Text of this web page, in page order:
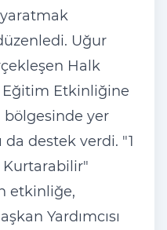
yaratmak
üzenledi. Uğur
çekleşen Halk
Eğitim Etkinliğine
bölgesinde yer
da destek verdi. "1
Kurtarabilir"
etkinliğe,
şkan Yardımcısı